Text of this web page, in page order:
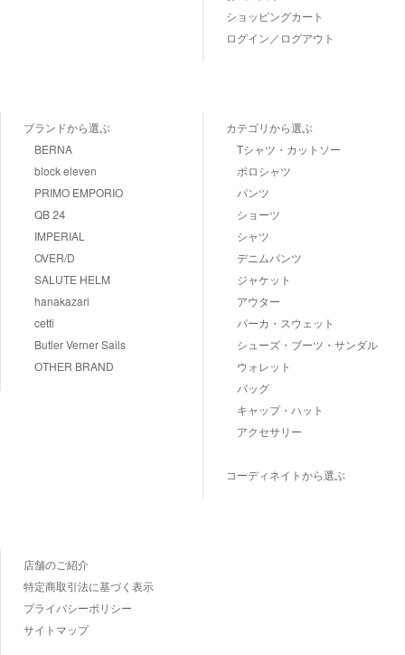
ショッピングカート
ログイン／ログアウト
ブランドから選ぶ
BERNA
block eleven
PRIMO EMPORIO
QB 24
IMPERIAL
OVER/D
SALUTE HELM
hanakazari
cetti
Butler Verner Sails
OTHER BRAND
カテゴリから選ぶ
Tシャツ・カットソー
ポロシャツ
パンツ
ショーツ
シャツ
デニムパンツ
ジャケット
アウター
パーカ・スウェット
シューズ・ブーツ・サンダル
ウォレット
バッグ
キャップ・ハット
アクセサリー
コーディネイトから選ぶ
店舗のご紹介
特定商取引法に基づく表示
プライバシーポリシー
サイトマップ